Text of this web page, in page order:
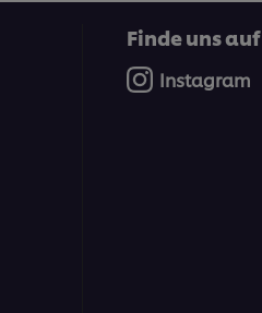
Finde uns auf
Instagram